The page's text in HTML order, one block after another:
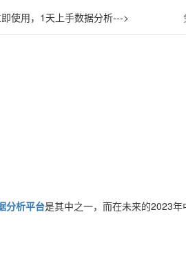
使用，1天上手数据分析--->
分析平台是其中之一，而在未来的2023年